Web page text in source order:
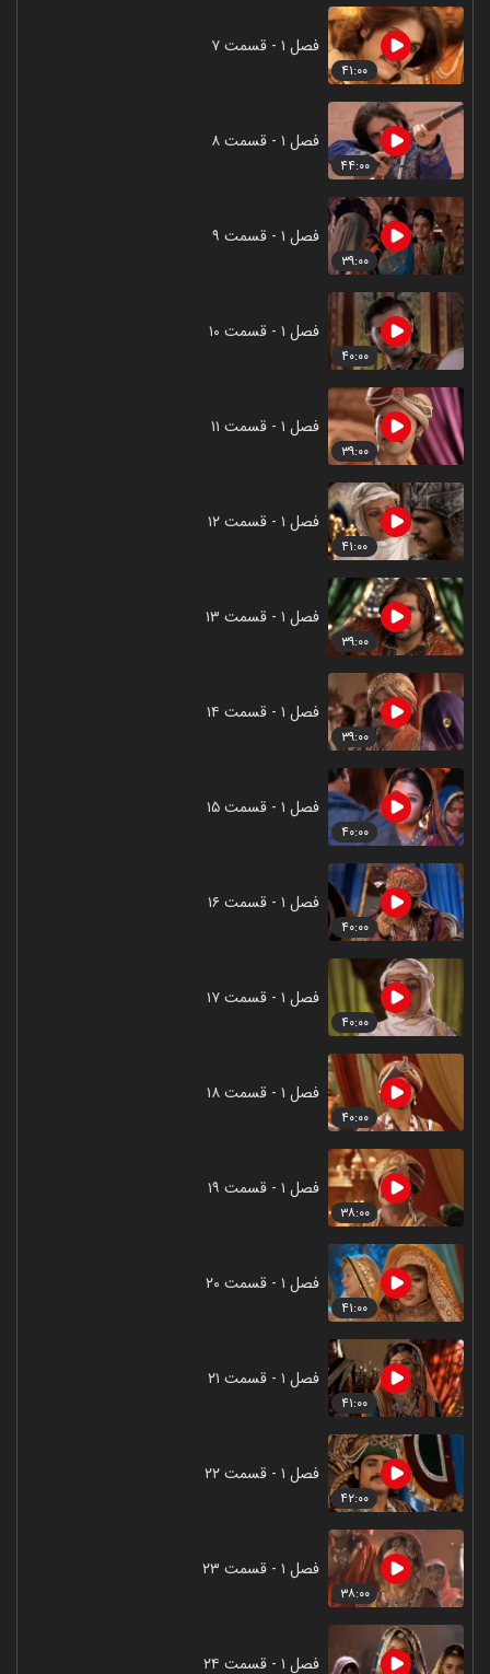
۴۱:۰۰
فصل ۱ - قسمت ۷
۴۴:۰۰
فصل ۱ - قسمت ۸
۳۹:۰۰
فصل ۱ - قسمت ۹
۴۰:۰۰
فصل ۱ - قسمت ۱۰
۳۹:۰۰
فصل ۱ - قسمت ۱۱
۴۱:۰۰
فصل ۱ - قسمت ۱۲
۳۹:۰۰
فصل ۱ - قسمت ۱۳
۳۹:۰۰
فصل ۱ - قسمت ۱۴
۴۰:۰۰
فصل ۱ - قسمت ۱۵
۴۰:۰۰
فصل ۱ - قسمت ۱۶
۴۰:۰۰
فصل ۱ - قسمت ۱۷
۴۰:۰۰
فصل ۱ - قسمت ۱۸
۳۸:۰۰
فصل ۱ - قسمت ۱۹
۴۱:۰۰
فصل ۱ - قسمت ۲۰
۴۱:۰۰
فصل ۱ - قسمت ۲۱
۴۲:۰۰
فصل ۱ - قسمت ۲۲
۳۸:۰۰
فصل ۱ - قسمت ۲۳
فصل ۱ - قسمت ۲۴